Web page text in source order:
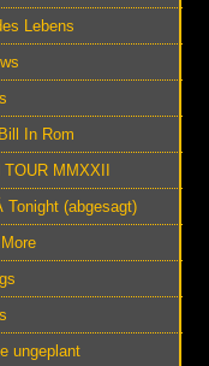
Lebens
In Rom
MMXXII
Tonight (abgesagt)
ungeplant